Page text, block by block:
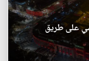
على طريق